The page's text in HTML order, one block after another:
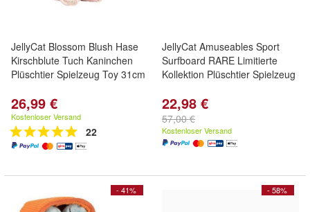
JellyCat Blossom Blush Hase
Kirschblute Tuch Kaninchen
Plüschtier Spielzeug Toy 31cm
26,99 €
Kostenloser Versand
22
JellyCat Amuseables Sport
Surfboard RARE Limitierte
Kollektion Plüschtier Spielzeug
22,98 €
57,00 €
Kostenloser Versand
- 41% - 58%